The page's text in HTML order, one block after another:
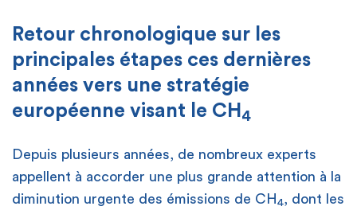
Retour chronologique sur les
principales étapes ces dernières
années vers une stratégie
européenne visant le CH 4
Depuis plusieurs années, de nombreux experts
appellent à accorder une plus grande attention à la
diminution urgente des émissions de CH 4, dont les